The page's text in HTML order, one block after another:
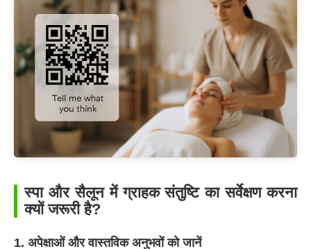
स्पा और सैलून में ग्राहक संतुष्टि का सर्वेक्षण करना
क्यों जरूरी है?
1. अपेक्षाओं और वास्तविक अनुभवों को जानें